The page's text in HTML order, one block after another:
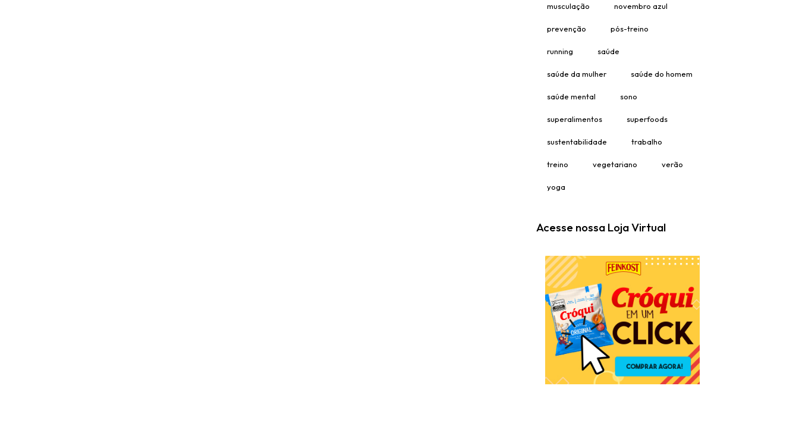
musculação novembro azul
prevenção pós-treino
running saúde
saúde da mulher saúde do homem
saúde mental sono
superalimentos superfoods
sustentabilidade trabalho
treino vegetariano verão
yoga
Acesse nossa Loja Virtual